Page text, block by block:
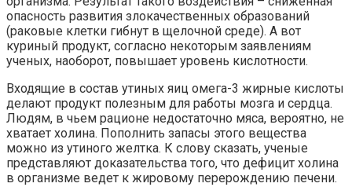
опасность развития злокачественных образований
(раковые клетки гибнут в щелочной среде). А вот
куриный продукт, согласно некоторым заявлениям
ученых, наоборот, повышает уровень кислотности.
Входящие в состав утиных яиц омега-3 жирные кислоты
делают продукт полезным для работы мозга и сердца.
Людям, в чьем рационе недостаточно мяса, вероятно, не
хватает холина. Пополнить запасы этого вещества
можно из утиного желтка. К слову сказать, ученые
представляют доказательства того, что дефицит холина
в организме ведет к жировому перерождению печени.